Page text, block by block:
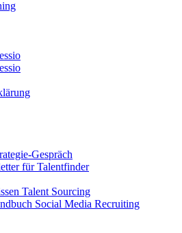
Gespräch
für Talentfinder
Talent Sourcing
Social Media Recruiting